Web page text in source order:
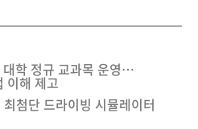
학 정규 교과목 운영…
이해 제고
첨단 드라이빙 시뮬레이터